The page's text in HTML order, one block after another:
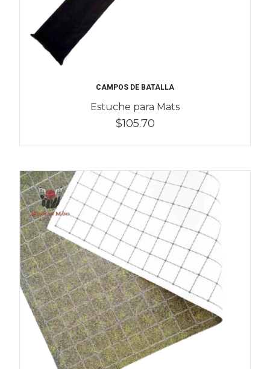
CAMPOS DE BATALLA
Estuche para Mats
$105.70